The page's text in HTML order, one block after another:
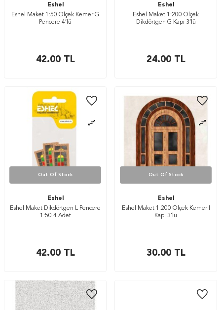
Eshel
Eshel Maket 1:50 Ölçek Kemer G
Pencere 4’lü
42.00TL
Eshel
Eshel Maket 1:200 Ölçek
Dikdörtgen G Kapı 3’lü
24.00TL
Out Of Stock
Eshel
Eshel Maket Dikdörtgen L Pencere
1:50 4 Adet
42.00TL
Out Of Stock
Eshel
Eshel Maket 1:200 Ölçek Kemer I
Kapı 3’lü
30.00TL